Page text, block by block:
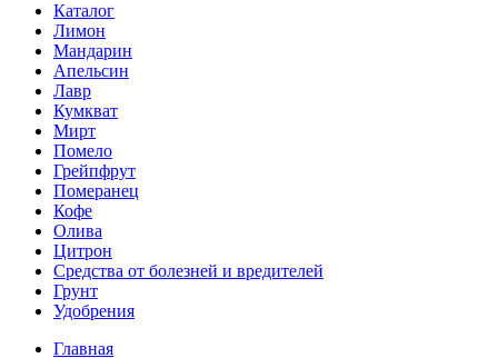
Каталог
Лимон
Мандарин
Апельсин
Лавр
Кумкват
Мирт
Помело
Грейпфрут
Померанец
Кофе
Олива
Цитрон
Средства от болезней и вредителей
Грунт
Удобрения
Главная